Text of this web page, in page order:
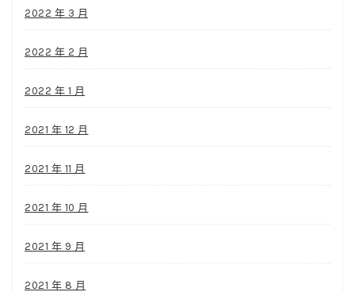
2022 年 3 月
2022 年 2 月
2022 年 1 月
2021 年 12 月
2021 年 11 月
2021 年 10 月
2021 年 9 月
2021 年 8 月